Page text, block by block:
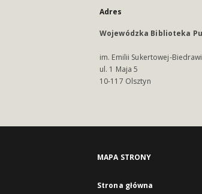
Adres
Wojewódzka Biblioteka
im. Emilii Sukertowej-
ul. 1 Maja 5
10-117 Olsztyn
MAPA STRONY
Strona główna